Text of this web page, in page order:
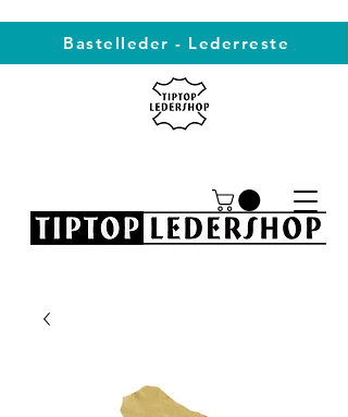
Bastelleder - Lederreste